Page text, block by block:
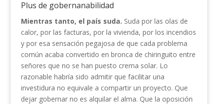
Plus de gobernanabilidad
Mientras tanto, el país suda. Suda por las olas de
calor, por las facturas, por la vivienda, por los incendios
y por esa sensación pegajosa de que cada problema
común acaba convertido en bronca de chiringuito entre
señores que no se han puesto crema solar. Lo
razonable habría sido admitir que facilitar una
investidura no equivale a compartir un proyecto. Que
dejar gobernar no es alquilar el alma. Que la oposición